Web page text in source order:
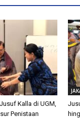
Kalla di UGM,
Penistaan